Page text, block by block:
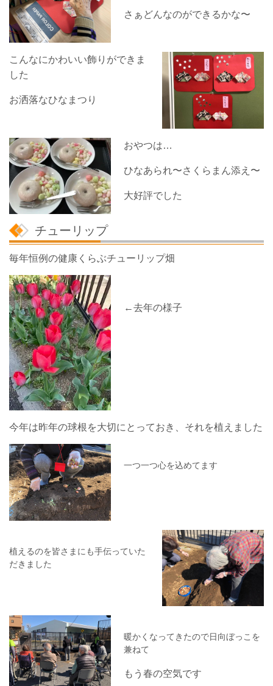
さぁどんなのができるかな〜
こんなにかわいい飾りができま
した
お洒落なひなまつり
おやつは…
ひなあられ〜さくらまん添え〜
大好評でした
チューリップ
毎年恒例の健康くらぶチューリップ畑
←去年の様子
今年は昨年の球根を大切にとっておき、それを植えました
一つ一つ心を込めてます
植えるのを皆さまにも手伝っていた
だきました
暖かくなってきたので日向ぼっこを
兼ねて
もう春の空気です